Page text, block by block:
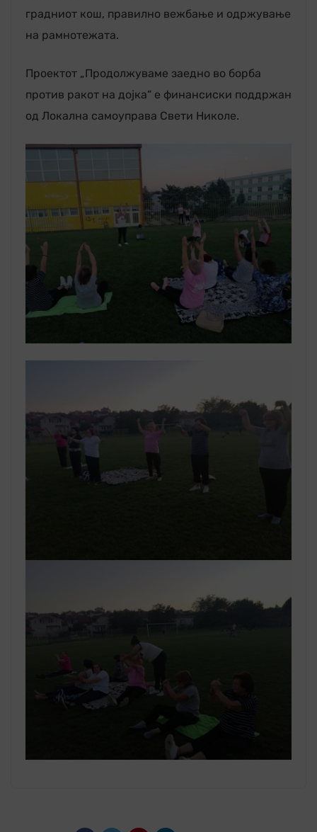
градниот кош, правилно вежбање и одржување
на рамнотежата.
Проектот „Продолжуваме заедно во борба
против ракот на дојка“ е финансиски поддржан
од Локална самоуправа Свети Николе.